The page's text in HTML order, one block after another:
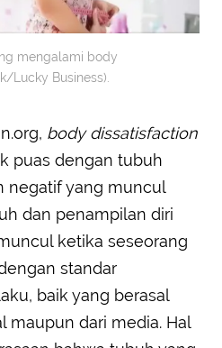
mengalami body
Lucky Business).
body dissatisfaction
puas dengan tubuh
negatif yang muncul
dan penampilan diri
ketika seseorang
standar
baik yang berasal
maupun dari media. Hal